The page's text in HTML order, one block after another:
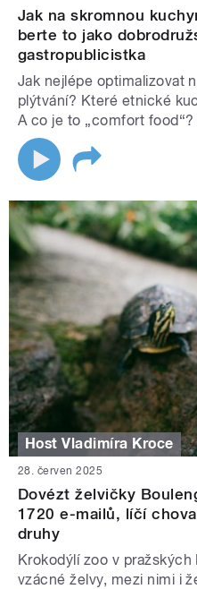
Jak na skromnou
berte to jako
gastropublicistka
Jak nejlépe optimalizovat
plýtvání? Které etnické
A co je to „comfort
Host Vladimíra Kroce
28. červen 2025
Dovézt želvičky
1720 e-mailů, líčí
druhy
Krokodýlí zoo v
vzácné želvy, mezi nimi i